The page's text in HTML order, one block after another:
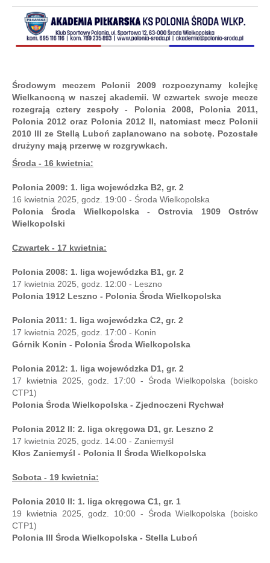
SKLEP
PLAN TRENINGÓW
Środowym meczem Polonii 2009 rozpoczynamy kolejkę
Wielkanocną w naszej akademii. W czwartek swoje mecze
rozegrają cztery zespoły - Polonia 2008, Polonia 2011,
Polonia 2012 oraz Polonia 2012 II, natomiast mecz Polonii
2010 III ze Stellą Luboń zaplanowano na sobotę. Pozostałe
drużyny mają przerwę w rozgrywkach.
Środa - 16 kwietnia:
Polonia 2009: 1. liga wojewódzka B2, gr. 2
16 kwietnia 2025, godz. 19:00 - Środa Wielkopolska
Polonia Środa Wielkopolska - Ostrovia 1909 Ostrów
Wielkopolski
Czwartek - 17 kwietnia:
Polonia 2008: 1. liga wojewódzka B1, gr. 2
17 kwietnia 2025, godz. 12:00 - Leszno
Polonia 1912 Leszno - Polonia Środa Wielkopolska
Polonia 2011: 1. liga wojewódzka C2, gr. 2
17 kwietnia 2025, godz. 17:00 - Konin
Górnik Konin - Polonia Środa Wielkopolska
Polonia 2012: 1. liga wojewódzka D1, gr. 2
17 kwietnia 2025, godz. 17:00 - Środa Wielkopolska (boisko
CTP1)
Polonia Środa Wielkopolska - Zjednoczeni Rychwał
Polonia 2012 II: 2. liga okręgowa D1, gr. Leszno 2
17 kwietnia 2025, godz. 14:00 - Zaniemyśl
Kłos Zaniemyśl - Polonia II Środa Wielkopolska
Sobota - 19 kwietnia:
Polonia 2010 II: 1. liga okręgowa C1, gr. 1
19 kwietnia 2025, godz. 10:00 - Środa Wielkopolska (boisko
CTP1)
Polonia III Środa Wielkopolska - Stella Luboń